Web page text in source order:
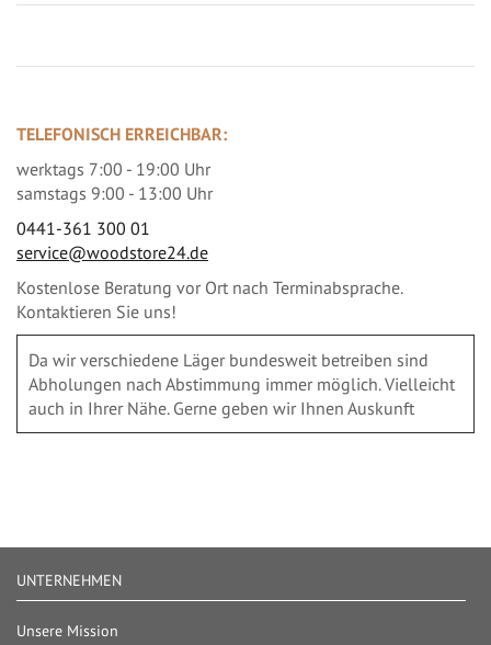
TELEFONISCH ERREICHBAR:
werktags 7:00 - 19:00 Uhr
samstags 9:00 - 13:00 Uhr
0441-361 300 01
service@woodstore24.de
Kostenlose Beratung vor Ort nach Terminabsprache.
Kontaktieren Sie uns!
Da wir verschiedene Läger bundesweit betreiben sind
Abholungen nach Abstimmung immer möglich. Vielleicht
auch in Ihrer Nähe. Gerne geben wir Ihnen Auskunft
UNTERNEHMEN
Unsere Mission